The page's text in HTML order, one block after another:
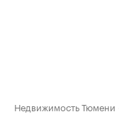
Недвижимость Тюмени